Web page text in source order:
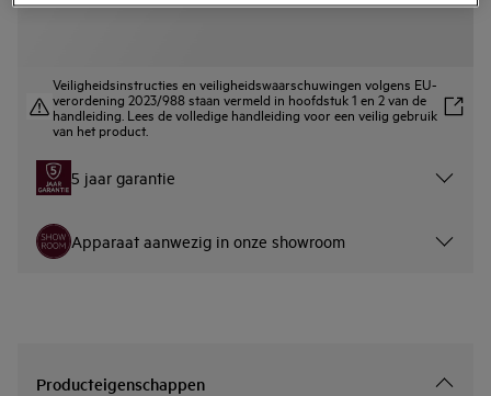
Veiligheidsinstructies en veiligheidswaarschuwingen volgens EU-
verordening 2023/988 staan vermeld in hoofdstuk 1 en 2 van de
handleiding. Lees de volledige handleiding voor een veilig gebruik
van het product.
5 jaar garantie
Apparaat aanwezig in onze showroom
Producteigenschappen